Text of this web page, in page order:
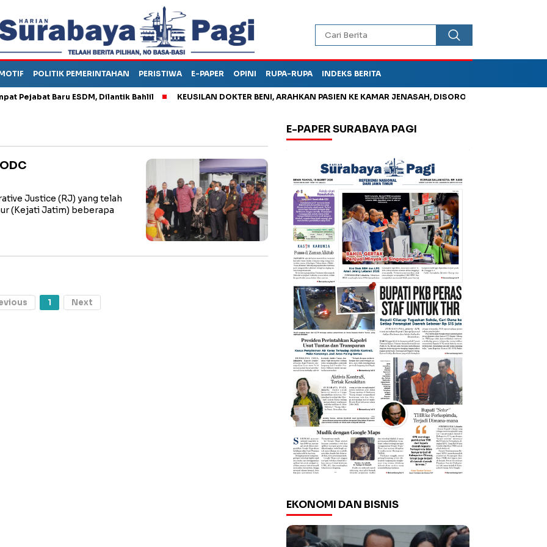
POLITIK PEMERINTAHAN PERISTIWA E-PAPER OPINI RUPA-RUPA INDEKS BERITA
Baru ESDM, Dilantik Bahlil KEUSILAN DOKTER BENI, ARAHKAN PASIEN KE KAMAR JENASAH, DISOROT
Justice (RJ) yang telah
(Kejati Jatim) beberapa
1 Next
E-PAPER SURABAYA PAGI
EKONOMI DAN BISNIS